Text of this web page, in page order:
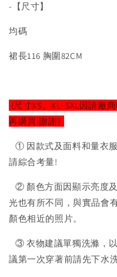
-【尺寸】
均碼
裙長116 胸圍82CM
(尺寸XS、XL~5XL因請廠
再購買!謝謝)
① 因款式及面料和量衣
請綜合考量!
② 顏色方面因顯示亮度
光也有所不同，與實品會
顏色相近的照片。
③ 衣物建議單獨洗滌，
議第一次穿著前請先下水